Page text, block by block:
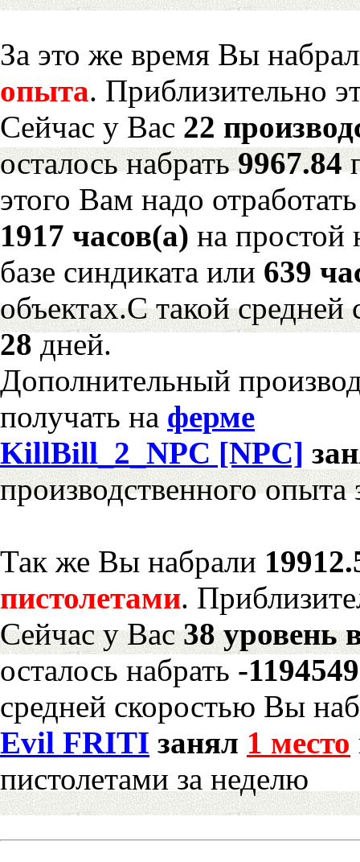
За это же время Вы
опыта. Приблизительно
Сейчас у Вас 22
осталось набрать9967.84
этого Вам надо отработать
1917 часов(а) на
базе синдиката или 639
объектах.С такой средней
28дней.
Дополнительный
получать на ферме
KillBill_2_NPC [NPC]
производственного опыта
Так же Вы набрали
пистолетами.
Сейчас у Вас38 уровень
осталось набрать -
средней скоростью Вы
Evil FRITI занял 1 место
пистолетами за неделю